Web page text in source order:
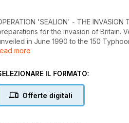
'SEALION' - THE
for the invasion of Britain.
in June 1990 to the 150
of the pilots, Denis Sweeting. It
collection of military
more
IL FORMATO:
Offerte digitali